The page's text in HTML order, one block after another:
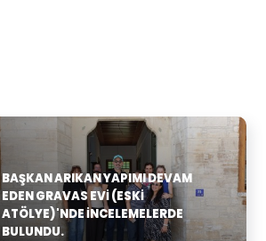
BAŞKAN ARIKAN YAPIMI DEVAM
EDEN GRAVAS EVI (ESKI
ATÖLYE)'NDE İNCELEMELERDE
BULUNDU.